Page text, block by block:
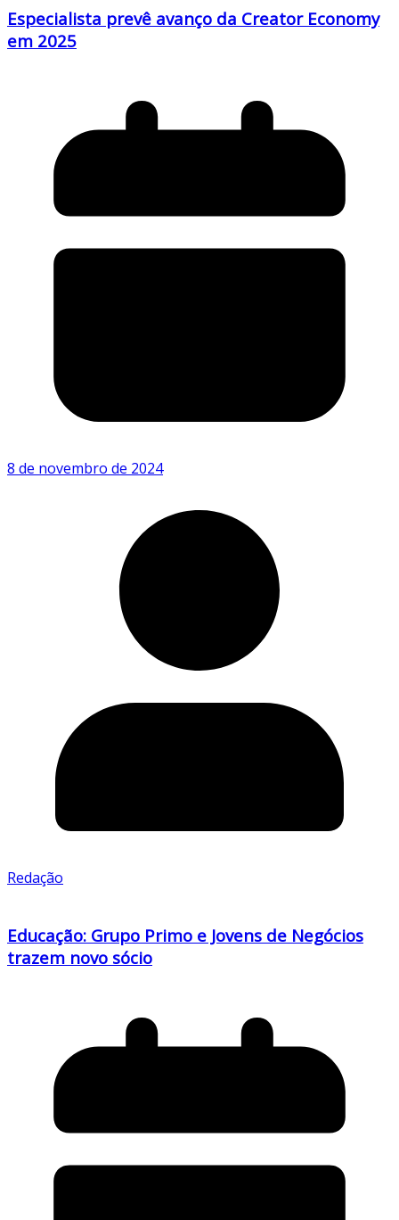
Especialista prevê avanço da Creator Economy
em 2025
8 de novembro de 2024
Redação
Educação: Grupo Primo e Jovens de Negócios
trazem novo sócio